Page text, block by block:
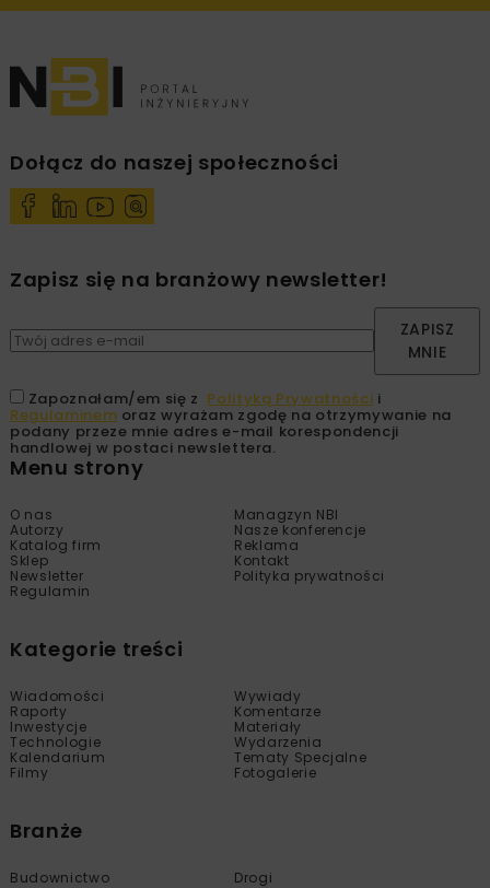
Dołącz do naszej społeczności
Zapisz się na branżowy newsletter!
ZAPISZ
MNIE
Zapoznałam/em się z Polityką Prywatności i
Regulaminem oraz wyrażam zgodę na otrzymywanie na
podany przeze mnie adres e-mail korespondencji
handlowej w postaci newslettera.
Menu strony
O nas
Managzyn NBI
Autorzy
Nasze konferencje
Katalog firm
Reklama
Sklep
Kontakt
Newsletter
Polityka prywatności
Regulamin
Kategorie treści
Wiadomości
Wywiady
Raporty
Komentarze
Inwestycje
Materiały
Technologie
Wydarzenia
Kalendarium
Tematy Specjalne
Filmy
Fotogalerie
Branże
Budownictwo
Drogi